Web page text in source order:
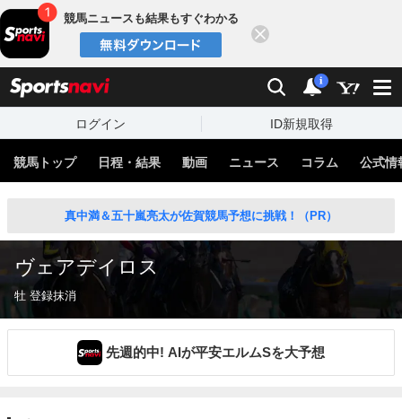
競馬ニュースも結果もすぐわかる
検索 通知
i
ログイン ID新規取得
競馬トップ 日程・結果 動画 ニュース コラム 公式情
真中満＆五十嵐亮太が佐賀競馬予想に挑戦！（PR）
ヴェアデイロス
牡 登録抹消
先週的中! AIが平安エルムSを大予想